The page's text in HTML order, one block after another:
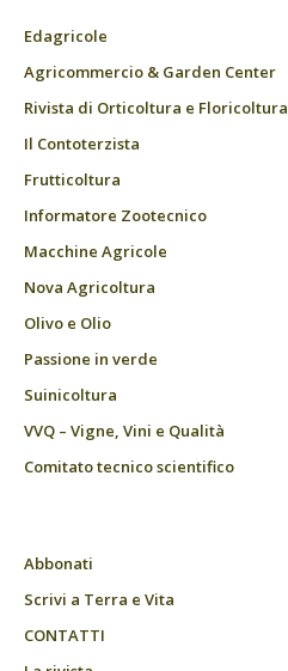
Edagricole
Agricommercio & Garden Center
Rivista di Orticoltura e Floricoltura
Il Contoterzista
Frutticoltura
Informatore Zootecnico
Macchine Agricole
Nova Agricoltura
Olivo e Olio
Passione in verde
Suinicoltura
VVQ – Vigne, Vini e Qualità
Comitato tecnico scientifico
Abbonati
Scrivi a Terra e Vita
CONTATTI